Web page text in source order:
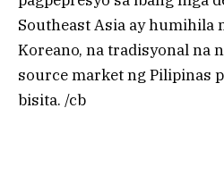
Southeast Asia ay humihila
Koreano, na tradisyonal na
source market ng Pilipinas
bisita. /cb